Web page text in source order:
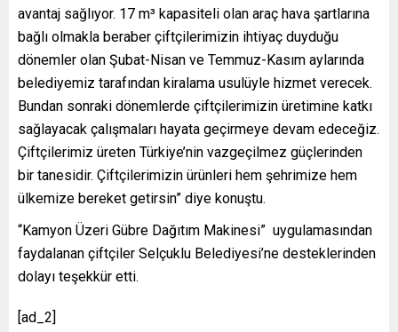
avantaj sağlıyor. 17 m³ kapasiteli olan araç hava şartlarına
bağlı olmakla beraber çiftçilerimizin ihtiyaç duyduğu
dönemler olan Şubat-Nisan ve Temmuz-Kasım aylarında
belediyemiz tarafından kiralama usulüyle hizmet verecek.
Bundan sonraki dönemlerde çiftçilerimizin üretimine katkı
sağlayacak çalışmaları hayata geçirmeye devam edeceğiz.
Çiftçilerimiz üreten Türkiye’nin vazgeçilmez güçlerinden
bir tanesidir. Çiftçilerimizin ürünleri hem şehrimize hem
ülkemize bereket getirsin” diye konuştu.
“Kamyon Üzeri Gübre Dağıtım Makinesi” uygulamasından
faydalanan çiftçiler Selçuklu Belediyesi’ne desteklerinden
dolayı teşekkür etti.
[ad_2]